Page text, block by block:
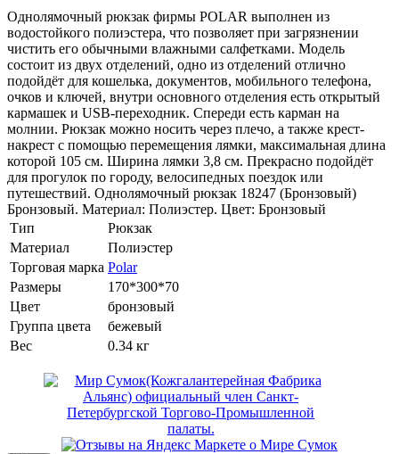
Однолямочный рюкзак фирмы POLAR выполнен из
водостойкого полиэстера, что позволяет при загрязнении
чистить его обычными влажными салфетками. Модель
состоит из двух отделений, одно из отделений отлично
подойдёт для кошелька, документов, мобильного телефона,
очков и ключей, внутри основного отделения есть открытый
кармашек и USB-переходник. Спереди есть карман на
молнии. Рюкзак можно носить через плечо, а также крест-
накрест с помощью перемещения лямки, максимальная длина
которой 105 см. Ширина лямки 3,8 см. Прекрасно подойдёт
для прогулок по городу, велосипедных поездок или
путешествий. Однолямочный рюкзак 18247 (Бронзовый)
Бронзовый. Материал: Полиэстер. Цвет: Бронзовый
Тип
Рюкзак
Материал
Полиэстер
Торговая марка Polar
Размеры
170*300*70
Цвет
бронзовый
Группа цвета
бежевый
Вес
0.34 кг